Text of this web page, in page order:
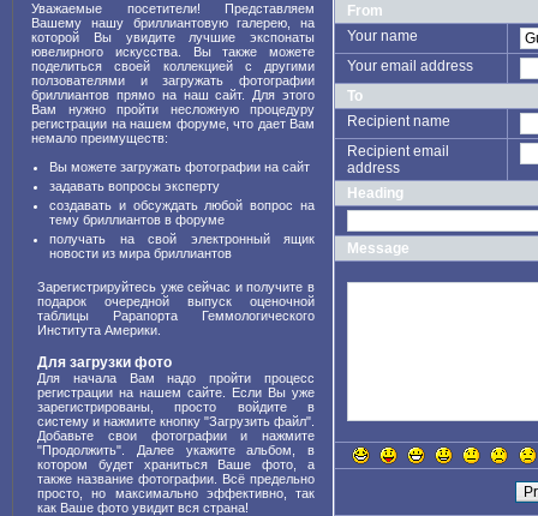
Уважаемые посетители! Представляем
Вашему нашу бриллиантовую галерею, на
которой Вы увидите лучшие экспонаты
ювелирного искусства. Вы также можете
поделиться своей коллекцией с другими
ползователями и загружать фотографии
бриллиантов прямо на наш сайт. Для этого
Вам нужно пройти несложную процедуру
регистрации на нашем форуме, что дает Вам
немало преимуществ:
Вы можете загружать фотографии на сайт
задавать вопросы эксперту
создавать и обсуждать любой вопрос на
тему бриллиантов в форуме
получать на свой электронный ящик
новости из мира бриллиантов
Зарегистрируйтесь уже сейчас и получите в
подарок очередной выпуск оценочной
таблицы Рарапорта Геммологического
Института Америки.
Для загрузки фото
Для начала Вам надо пройти процесс
регистрации на нашем сайте. Если Вы уже
зарегистрированы, просто войдите в
систему и нажмите кнопку "Загрузить файл".
Добавьте свои фотографии и нажмите
"Продолжить". Далее укажите альбом, в
котором будет храниться Ваше фото, а
также название фотографии. Всё предельно
просто, но максимально эффективно, так
как Ваше фото увидит вся страна!
From
Your name
Your email address
To
Recipient name
Recipient email
address
Heading
Message